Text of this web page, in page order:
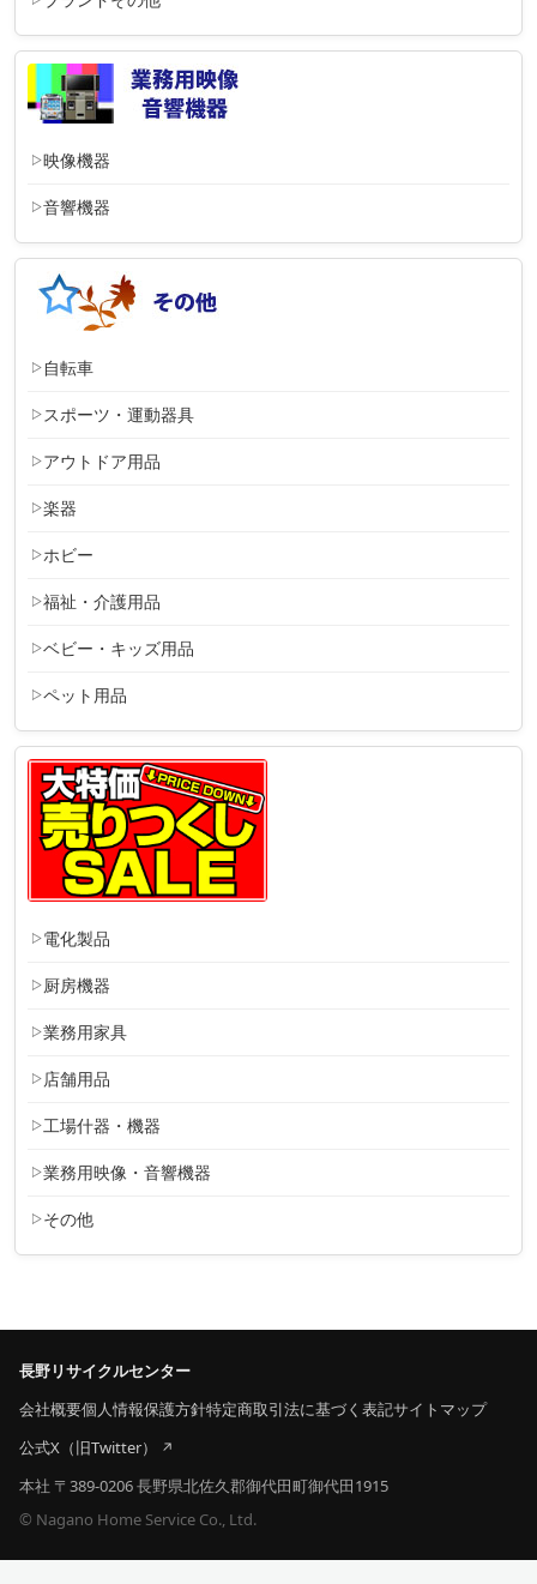
映像機器
音響機器
自転車
スポーツ・運動器具
アウトドア用品
楽器
ホビー
福祉・介護用品
ベビー・キッズ用品
ペット用品
電化製品
厨房機器
業務用家具
店舗用品
工場什器・機器
業務用映像・音響機器
その他
長野リサイクルセンター
会社概要個人情報保護方針特定商取引法に基づく表記サイトマップ
公式X（旧Twitter）
本社 〒389-0206 長野県北佐久郡御代田町御代田1915
© Nagano Home Service Co., Ltd.